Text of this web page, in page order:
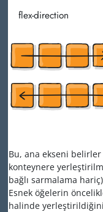
flex-direction
Bu, ana ekseni
konteynere
bağlı sarmalama
Esnek öğelerin
halinde